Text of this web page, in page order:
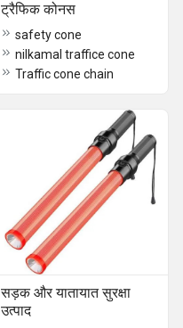
ट्रैफिक कोनस
safety cone
nilkamal traffice cone
Traffic cone chain
सड़क और यातायात सुरक्षा
उत्पाद